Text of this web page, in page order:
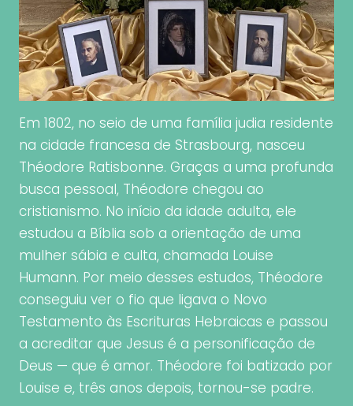
Em 1802, no seio de uma família judia residente
na cidade francesa de Strasbourg, nasceu
Théodore Ratisbonne. Graças a uma profunda
busca pessoal, Théodore chegou ao
cristianismo. No início da idade adulta, ele
estudou a Bíblia sob a orientação de uma
mulher sábia e culta, chamada Louise
Humann. Por meio desses estudos, Théodore
conseguiu ver o fio que ligava o Novo
Testamento às Escrituras Hebraicas e passou
a acreditar que Jesus é a personificação de
Deus — que é amor. Théodore foi batizado por
Louise e, três anos depois, tornou-se padre.